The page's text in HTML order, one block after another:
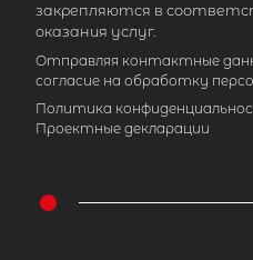
закрепляются в
оказания услуг.
Отправляя контактные
согласие на обработку
Политика
Проектные декларации